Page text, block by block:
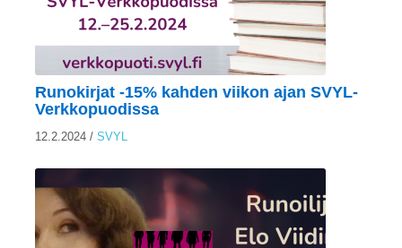
Runokirjat -15% kahden viikon ajan SVYL-
Verkkopuodissa
12.2.2024/ SVYL